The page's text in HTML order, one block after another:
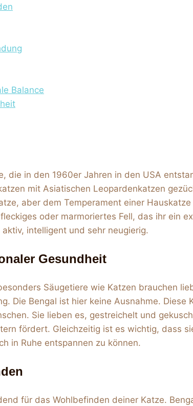
Balance
die in den 1960er Jahren in den USA
mit Asiatischen Leopardenkatzen
aber dem Temperament einer
oder marmoriertes Fell, das ihr ein
intelligent und sehr neugierig.
Gesundheit
Säugetiere wie Katzen brauchen
Die Bengal ist hier keine Ausnahme. Diese
Sie lieben es, gestreichelt und
fördert. Gleichzeitig ist es wichtig, dass
in Ruhe entspannen zu können.
für das Wohlbefinden deiner Katze.